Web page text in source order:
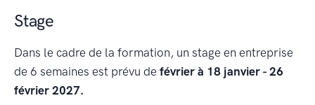
Stage
Dans le cadre de la formation, un stage en entreprise
de 6 semaines est prévu de février à 18 janvier - 26
février 2027.